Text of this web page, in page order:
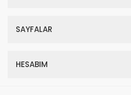
SAYFALAR
HESABIM